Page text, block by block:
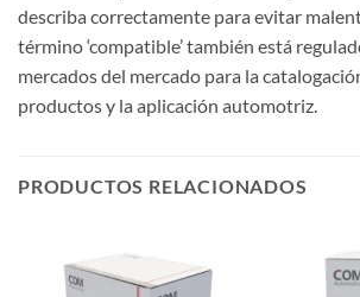
describa correctamente para evitar
término ‘compatible’ también está
mercados del mercado para la
productos y la aplicación automotriz.
PRODUCTOS RELACIONADOS